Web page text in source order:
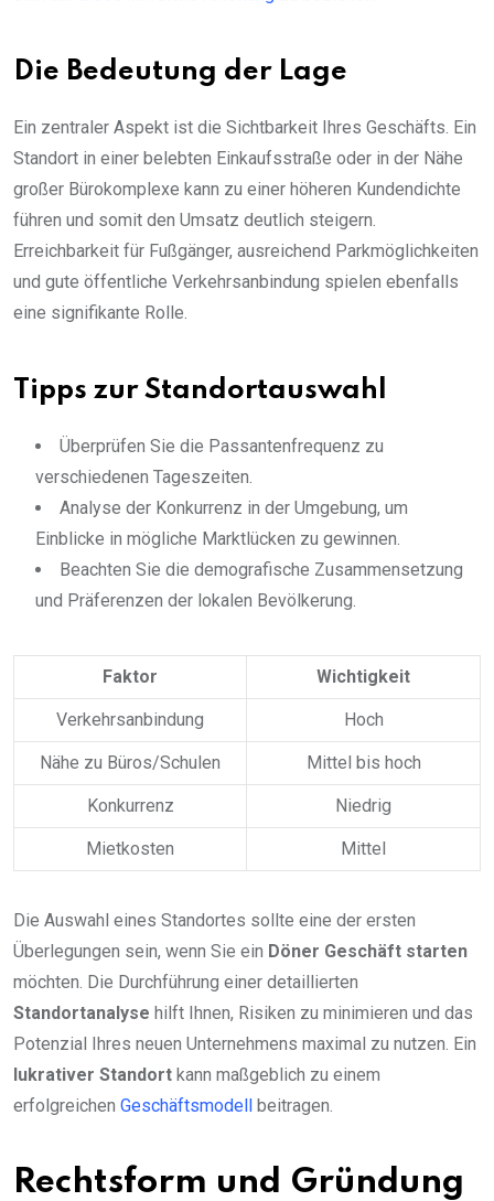
Die Bedeutung der Lage
Ein zentraler Aspekt ist die Sichtbarkeit Ihres Geschäfts. Ein
Standort in einer belebten Einkaufsstraße oder in der Nähe
großer Bürokomplexe kann zu einer höheren Kundendichte
führen und somit den Umsatz deutlich steigern.
Erreichbarkeit für Fußgänger, ausreichend Parkmöglichkeiten
und gute öffentliche Verkehrsanbindung spielen ebenfalls
eine signifikante Rolle.
Tipps zur Standortauswahl
Überprüfen Sie die Passantenfrequenz zu
verschiedenen Tageszeiten.
Analyse der Konkurrenz in der Umgebung, um
Einblicke in mögliche Marktlücken zu gewinnen.
Beachten Sie die demografische Zusammensetzung
und Präferenzen der lokalen Bevölkerung.
Faktor Wichtigkeit
Verkehrsanbindung Hoch
Nähe zu Büros/Schulen Mittel bis hoch
Konkurrenz Niedrig
Mietkosten Mittel
Die Auswahl eines Standortes sollte eine der ersten
Überlegungen sein, wenn Sie ein Döner Geschäft starten
möchten. Die Durchführung einer detaillierten
Standortanalyse hilft Ihnen, Risiken zu minimieren und das
Potenzial Ihres neuen Unternehmens maximal zu nutzen. Ein
lukrativer Standort kann maßgeblich zu einem
erfolgreichen Geschäftsmodell beitragen.
Rechtsform und Gründung